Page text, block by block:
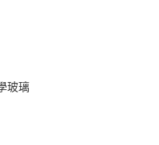
費
80元)
運費
玻璃